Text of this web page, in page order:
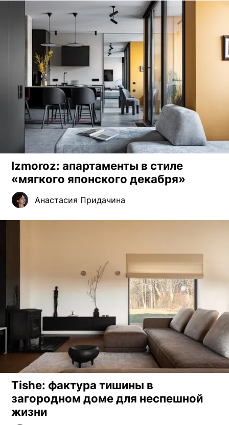
Izmoroz: апартаменты в стиле
«мягкого японского декабря»
Анастасия Придачина
Tishe: фактура тишины в
загородном доме для неспешной
жизни